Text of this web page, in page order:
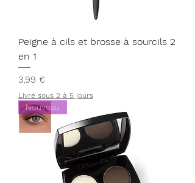
Peigne à cils et brosse à sourcils 2
en 1
Prix
3,99 €
Livré sous 2 à 5 jours
Nouveau